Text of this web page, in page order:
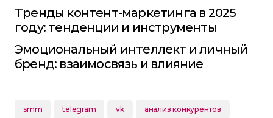
Тренды контент-маркетинга в 2025
году: тенденции и инструменты
Эмоциональный интеллект и личный
бренд: взаимосвязь и влияние
smm telegram vk
анализ конкурентов